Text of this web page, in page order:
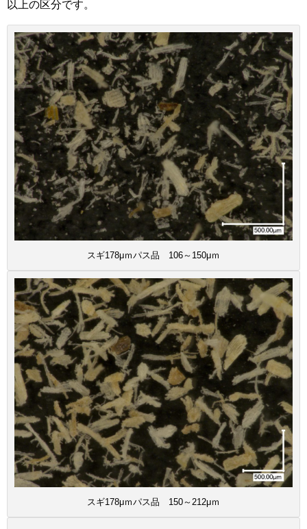
以上の区分です。
スギ178μｍパス品 106～150μｍ
スギ178μｍパス品 150～212μｍ